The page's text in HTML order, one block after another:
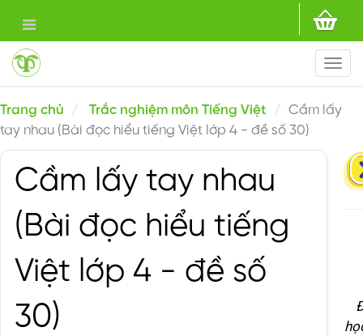
Trang chủ Trắc nghiệm môn Tiếng Việt
Cầm lấy
tay nhau (Bài đọc hiểu tiếng Việt lớp 4 - đề số 30)
Cầm lấy tay nhau
(Bài đọc hiểu tiếng
Việt lớp 4 - đề số
30)